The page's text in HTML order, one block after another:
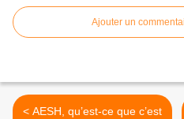
Ajouter un
< AESH, qu’est-ce que c’est